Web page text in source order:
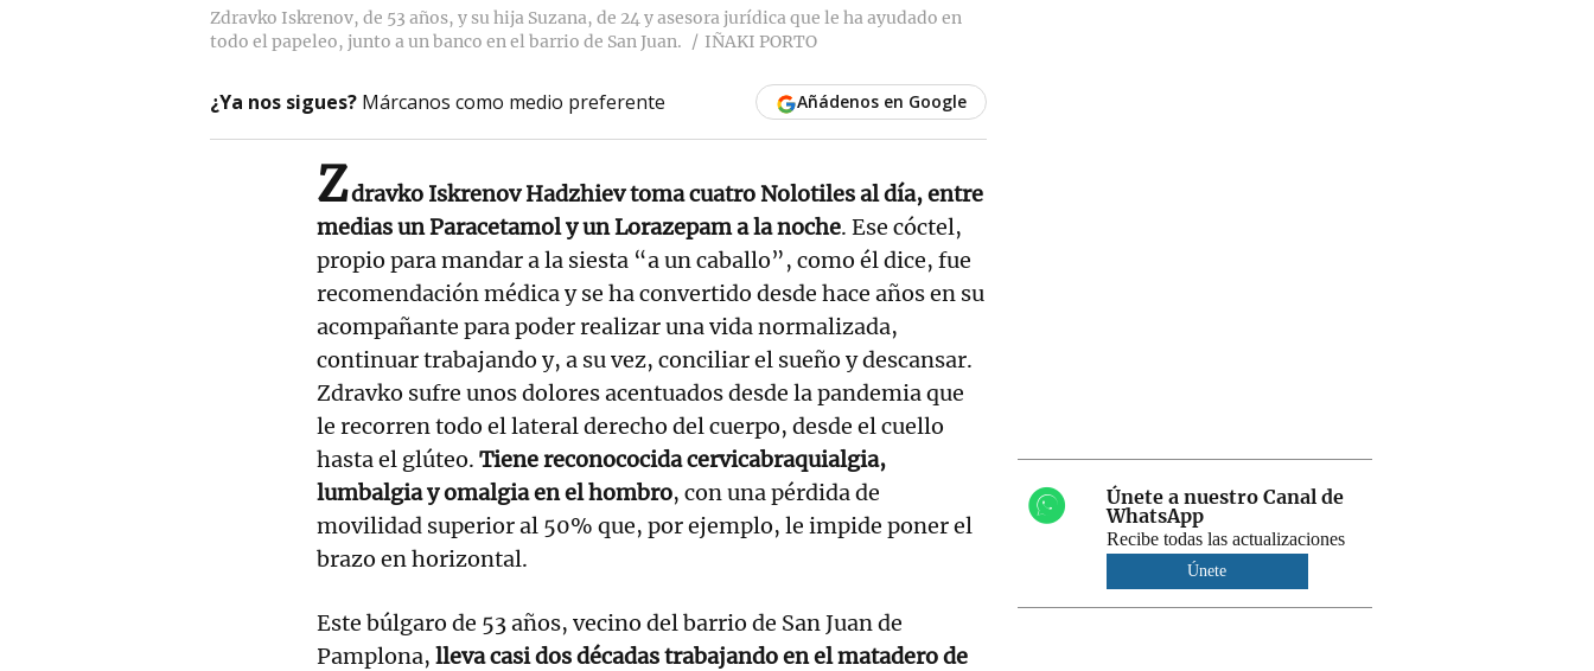
Zdravko Iskrenov, de 53 años, y su hija Suzana, de 24 y asesora jurídica que le ha ayudado en
todo el papeleo, junto a un banco en el barrio de San Juan.
IÑAKI PORTO
¿Ya nos sigues? Márcanos como medio preferente Añádenos en Google
Zdravko Iskrenov Hadzhiev toma cuatro Nolotiles al día, entre
medias un Paracetamol y un Lorazepam a la noche. Ese cóctel,
propio para mandar a la siesta “a un caballo”, como él dice, fue
recomendación médica y se ha convertido desde hace años en su
acompañante para poder realizar una vida normalizada,
continuar trabajando y, a su vez, conciliar el sueño y descansar.
Zdravko sufre unos dolores acentuados desde la pandemia que
le recorren todo el lateral derecho del cuerpo, desde el cuello
hasta el glúteo. Tiene reconococida cervicabraquialgia,
lumbalgia y omalgia en el hombro, con una pérdida de
movilidad superior al 50% que, por ejemplo, le impide poner el
brazo en horizontal.
Este búlgaro de 53 años, vecino del barrio de San Juan de
Pamplona, lleva casi dos décadas trabajando en el matadero de
Únete a nuestro Canal de
WhatsApp
Recibe todas las actualizaciones
Únete